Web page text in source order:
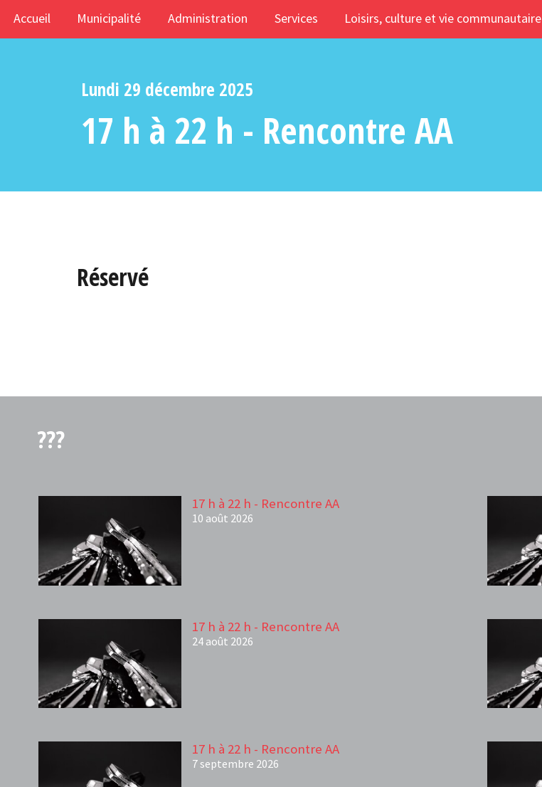
Accueil Municipalité Administration Services Loisirs, culture et vie communautaire
Lundi 29 décembre 2025
17 h à 22 h - Rencontre AA
Réservé
???
17 h à 22 h - Rencontre AA
10 août 2026
17 h à 22 h - Rencontre AA
24 août 2026
17 h à 22 h - Rencontre AA
7 septembre 2026